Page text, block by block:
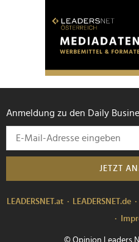
Anmeldung zu den Daily
JETZT
LEADERSNET.at LEADERSNET.de